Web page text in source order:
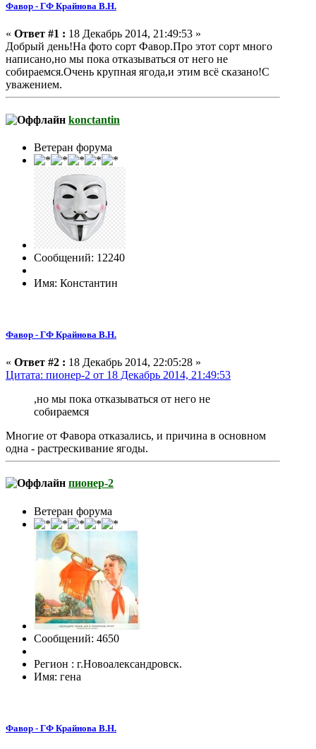
Фавор - ГФ Крайнова В.Н.
« Ответ #1 : 18 Декабрь 2014, 21:49:53 »
Добрый день!На фото сорт Фавор.Про этот сорт много
написано,но мы пока отказываться от него не
собираемся.Очень крупная ягода,и этим всё сказано!С
уважением.
konctantin
Ветеран форума
Сообщений: 12240
Имя: Константин
Фавор - ГФ Крайнова В.Н.
« Ответ #2 : 18 Декабрь 2014, 22:05:28 »
Цитата: пионер-2 от 18 Декабрь 2014, 21:49:53
,но мы пока отказываться от него не
собираемся
Многие от Фавора отказались, и причина в основном
одна - растрескивание ягоды.
пионер-2
Ветеран форума
Сообщений: 4650
Регион : г.Новоалександровск.
Имя: гена
Фавор - ГФ Крайнова В.Н.